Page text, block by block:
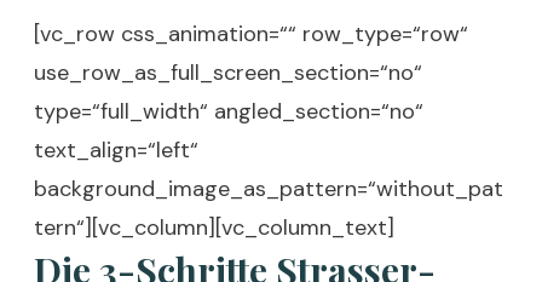
[vc_row css_animation=““ row_type=“row“
use_row_as_full_screen_section=“no“
type=“full_width“ angled_section=“no“
text_align=“left“
background_image_as_pattern=“without_pat
tern“][vc_column][vc_column_text]
Die 3-Schritte Strasser-